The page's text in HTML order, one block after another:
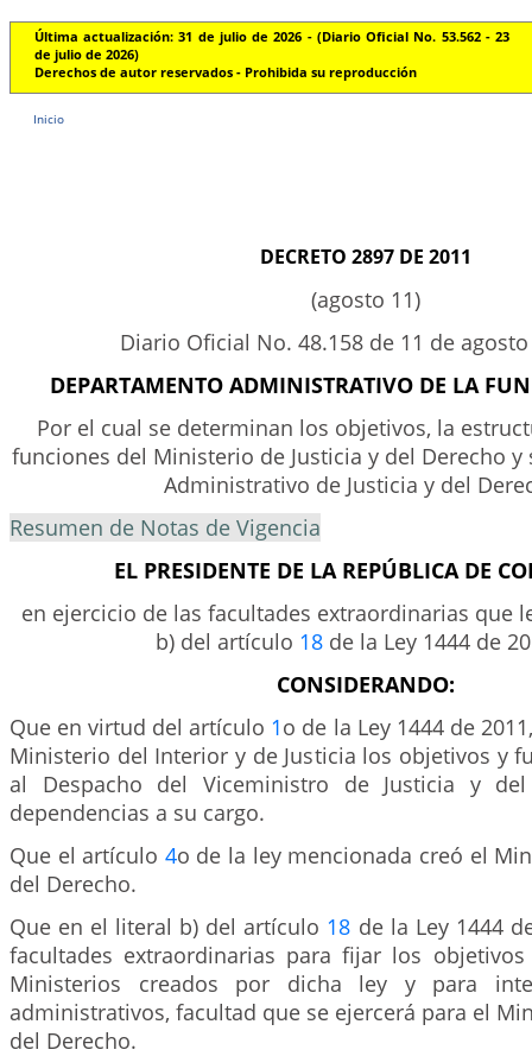
Última actualización: 31 de julio de 2026 - (Diario Oficial No. 53.562 - 23
de julio de 2026)
Derechos de autor reservados - Prohibida su reproducción
Inicio
DECRETO 2897 DE 2011
(agosto 11)
Diario Oficial No. 48.158 de 11 de
DEPARTAMENTO ADMINISTRATIVO DE LA
Por el cual se determinan los objetivos, la
funciones del Ministerio de Justicia y del Derecho y
Administrativo de Justicia y del
Resumen de Notas de Vigencia
EL PRESIDENTE DE LA REPÚBLICA DE
en ejercicio de las facultades extraordinarias que
b) del artículo 18 de la Ley 1444 de
CONSIDERANDO:
Que en virtud del artículo 1o de la Ley 1444 de
Ministerio del Interior y de Justicia los objetivos y
al Despacho del Viceministro de Justicia y
dependencias a su cargo.
Que el artículo 4o de la ley mencionada creó el
del Derecho.
Que en el literal b) del artículo 18 de la Ley 1444
facultades extraordinarias para fijar los
Ministerios creados por dicha ley y para
administrativos, facultad que se ejercerá para el
del Derecho.